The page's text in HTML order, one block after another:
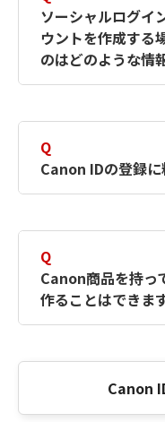
す。詳しい作
何ですか？
ださい。
ソーシャルログイ
ウントを作成する
のはどのような情
択したサービ
簡単に作成で
Canon IDの登
Q
Canon IDの登録に
Q
Canon商品を持っ
作ることはできま
Canon